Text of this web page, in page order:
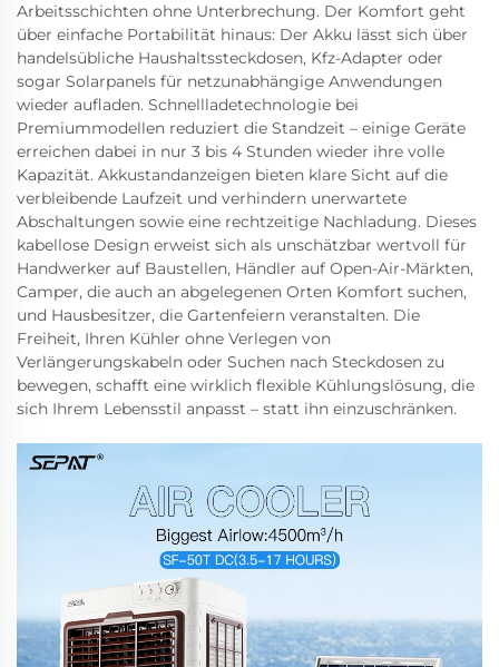
Arbeitsschichten ohne Unterbrechung. Der Komfort geht
über einfache Portabilität hinaus: Der Akku lässt sich über
handelsübliche Haushaltssteckdosen, Kfz-Adapter oder
sogar Solarpanels für netzunabhängige Anwendungen
wieder aufladen. Schnellladetechnologie bei
Premiummodellen reduziert die Standzeit – einige Geräte
erreichen dabei in nur 3 bis 4 Stunden wieder ihre volle
Kapazität. Akkustandanzeigen bieten klare Sicht auf die
verbleibende Laufzeit und verhindern unerwartete
Abschaltungen sowie eine rechtzeitige Nachladung. Dieses
kabellose Design erweist sich als unschätzbar wertvoll für
Handwerker auf Baustellen, Händler auf Open-Air-Märkten,
Camper, die auch an abgelegenen Orten Komfort suchen,
und Hausbesitzer, die Gartenfeiern veranstalten. Die
Freiheit, Ihren Kühler ohne Verlegen von
Verlängerungskabeln oder Suchen nach Steckdosen zu
bewegen, schafft eine wirklich flexible Kühlungslösung, die
sich Ihrem Lebensstil anpasst – statt ihn einzuschränken.